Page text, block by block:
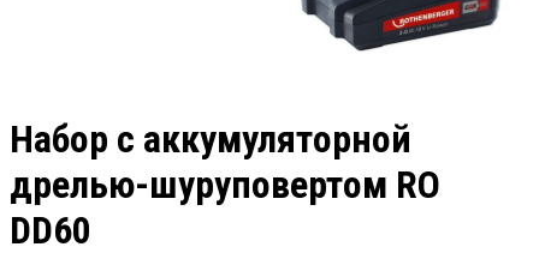
Набор с аккумуляторной
дрелью-шуруповертом RO
DD60